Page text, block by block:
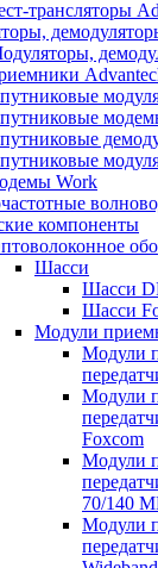
трансляторы
Work
компоненты
Шасси
Шасси
Шасси
Модули
Модули
Модули
Foxcom
Модули
70/140
Модули